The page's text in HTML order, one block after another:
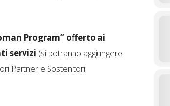
Program” offerto ai
servizi (si potranno aggiungere
Partner e Sostenitori